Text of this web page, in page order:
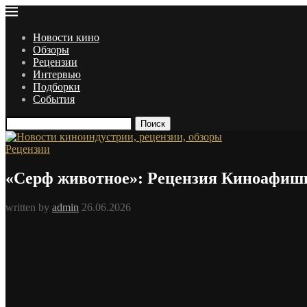
Новости кино
Обзоры
Рецензии
Интервью
Подборки
События
Поиск
Рецензии
«Серф животное»: Рецензия
written by admin 26.06.2026